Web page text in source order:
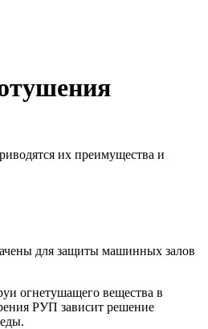
их преимущества и
для защиты машинных залов
огнетушащего вещества в
РУП зависит решение